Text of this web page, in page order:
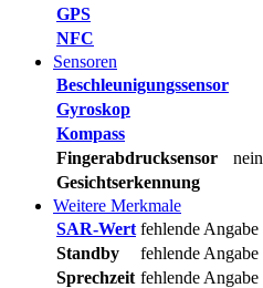
GPS
NFC
Sensoren
Beschleunigungssensor
Gyroskop
Kompass
Fingerabdrucksensor
nein
Gesichtserkennung
Weitere Merkmale
SAR-Wert fehlende Angabe
Standby
fehlende Angabe
Sprechzeit fehlende Angabe